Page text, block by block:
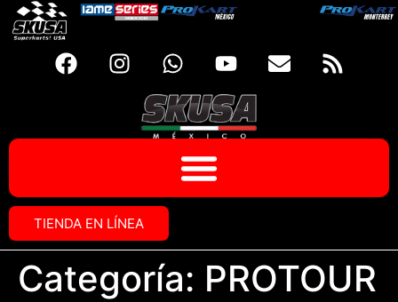
TIENDA EN LÍNEA
Categoría: PROTOUR